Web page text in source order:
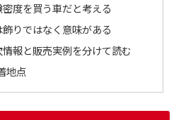
度を買う車だと考える
りではなく意味がある
報と販売実例を分けて読む
地点